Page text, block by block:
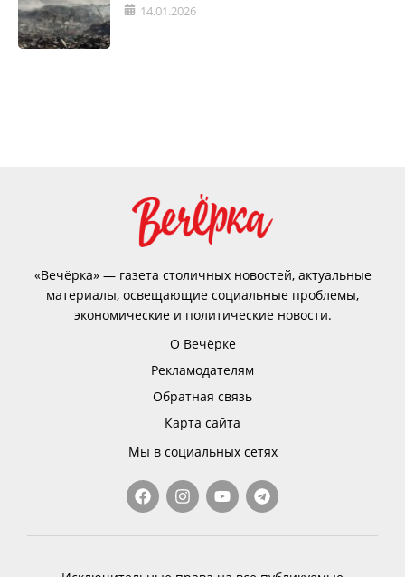
14.01.2026
«Вечёрка» — газета столичных новостей, актуальные
материалы, освещающие социальные проблемы,
экономические и политические новости.
О Вечёрке
Рекламодателям
Обратная связь
Карта сайта
Мы в социальных сетях